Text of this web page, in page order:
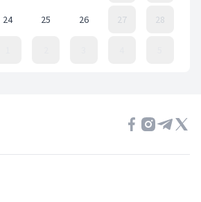
24 25 26 27 28